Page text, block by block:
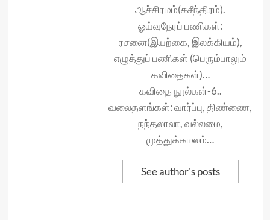
ஆச்சிரமம்(சுசீந்திரம்).
ஓய்வுநேரப் பணிகள்:
ரசனை(இயற்கை, இலக்கியம்),
எழுத்துப் பணிகள் (பெரும்பாலும்
கவிதைகள்)…
கவிதை நூல்கள்-6..
வலைதளங்கள்: வார்ப்பு, திண்ணை,
நந்தலாலா, வல்லமை,
முத்துக்கமலம்…
See author's posts